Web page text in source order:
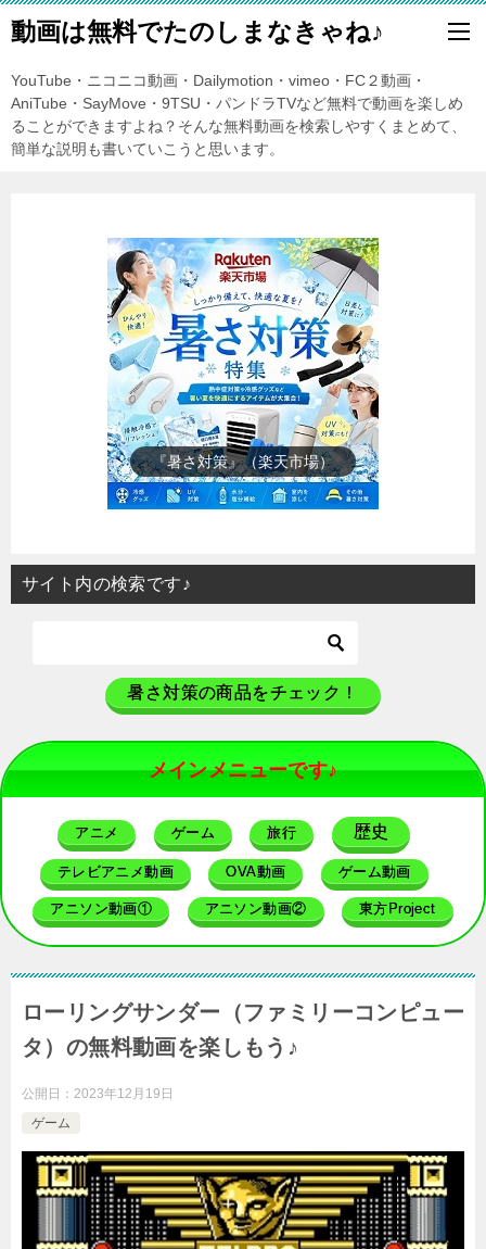
動画は無料でたのしまなきゃね♪
YouTube・ニコニコ動画・Dailymotion・vimeo・FC２動画・
AniTube・SayMove・9TSU・パンドラTVなど無料で動画を楽しめ
ることができますよね？そんな無料動画を検索しやすくまとめて、
簡単な説明も書いていこうと思います。
『楽天市場』売れ筋ランキング
サイト内の検索です♪
暑さ対策の商品をチェック！
メインメニューです♪
アニメ ゲーム 旅行 歴史
テレビアニメ動画 OVA動画 ゲーム動画
アニソン動画① アニソン動画② 東方Project
ローリングサンダー（ファミリーコンピュー
タ）の無料動画を楽しもう♪
公開日： 2023年12月19日
ゲーム